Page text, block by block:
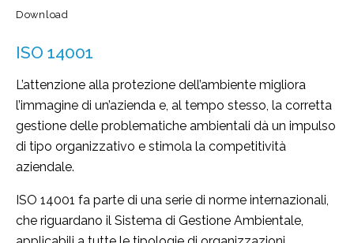
Download
ISO 14001
L’attenzione alla protezione dell’ambiente migliora
l’immagine di un’azienda e, al tempo stesso, la corretta
gestione delle problematiche ambientali dà un impulso
di tipo organizzativo e stimola la competitività
aziendale.
ISO 14001 fa parte di una serie di norme internazionali,
che riguardano il Sistema di Gestione Ambientale,